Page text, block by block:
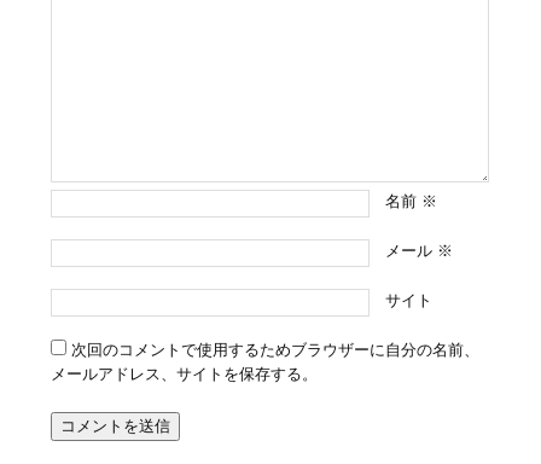
名前 ※
メール ※
サイト
次回のコメントで使用するためブラウザーに自分の名前、
メールアドレス、サイトを保存する。